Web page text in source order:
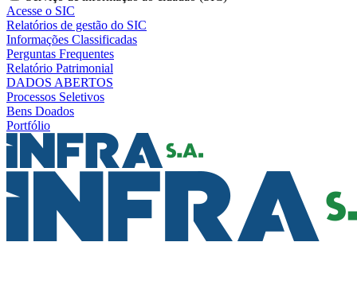
Acesse o SIC
Relatórios de gestão do SIC
Informações Classificadas
Perguntas Frequentes
Relatório Patrimonial
DADOS ABERTOS
Processos Seletivos
Bens Doados
Portfólio